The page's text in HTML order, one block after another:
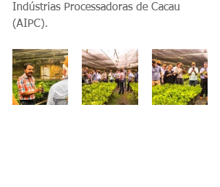
Indústrias Processadoras de Cacau
(AIPC).